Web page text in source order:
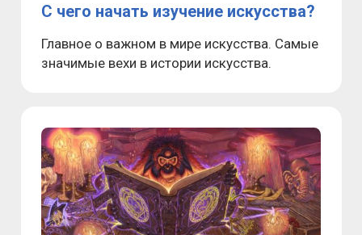
С чего начать изучение искусства?
Главное о важном в мире искусства. Самые
значимые вехи в истории искусства.